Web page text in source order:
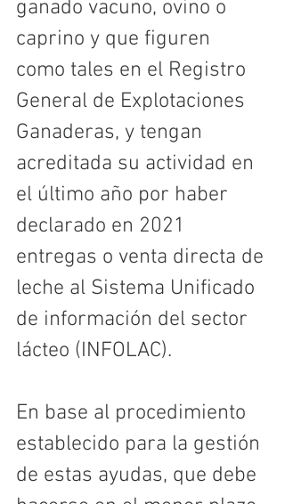
ganado vacuno, ovino o
caprino y que figuren
como tales en el Registro
General de Explotaciones
Ganaderas, y tengan
acreditada su actividad en
el último año por haber
declarado en 2021
entregas o venta directa de
leche al Sistema Unificado
de información del sector
lácteo (INFOLAC).
En base al procedimiento
establecido para la gestión
de estas ayudas, que debe